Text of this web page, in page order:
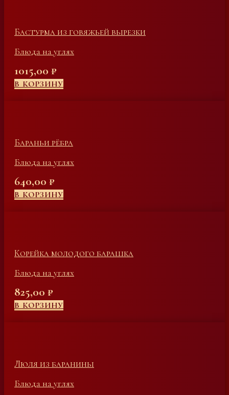
Бастурма из говяжьей вырезки
Блюда на углях
1015,00 ₽
В КОРЗИНУ
Бараньи рёбра
Блюда на углях
640,00 ₽
В КОРЗИНУ
Корейка молодого барашка
Блюда на углях
825,00 ₽
В КОРЗИНУ
Люля из баранины
Блюда на углях